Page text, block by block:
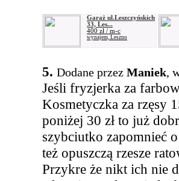
Garaż ul.Leszczyńskich
33, Les...
400 zł / m-c
wynajem, Leszno
5. Dodane przez Maniek,
Jeśli fryzjerka za
Kosmetyczka za rzęsy
poniżej 30 zł to już
szybciutko zapomnieć
też opuszczą rzesze
Przykre że nikt ich nie